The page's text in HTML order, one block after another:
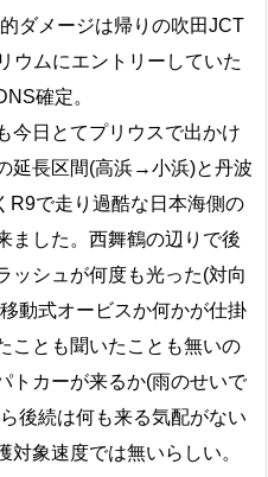
ダメージは帰りの吹田JCT
ウムにエントリーしていた
確定。
日とてプリウスで出かけ
延長区間(高浜→小浜)と丹波
R9で走り過酷な日本海側の
ました。西舞鶴の辺りで後
ッシュが何度も光った(対向
動式オービスか何かが仕掛
ことも聞いたことも無いの
トカーが来るか(雨のせいで
後続は何も来る気配がない
象速度では無いらしい。